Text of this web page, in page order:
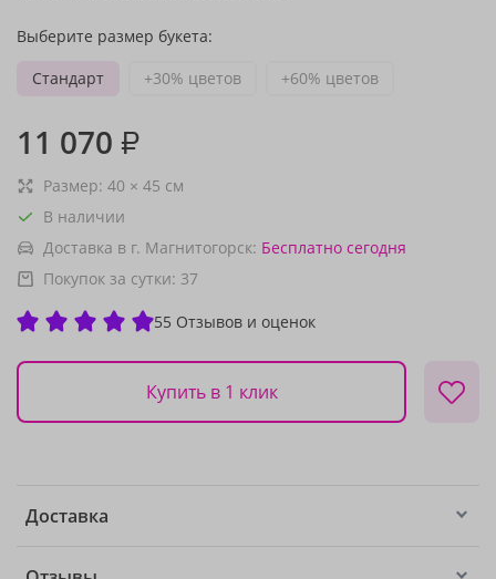
Выберите размер букета:
Стандарт
+30% цветов +60% цветов
11 070 ₽
Размер: 40 × 45 см
В наличии
Доставка в г. Магнитогорск: Бесплатно сегодня
Покупок за сутки: 37
55 Отзывов и оценок
Купить в 1 клик
Доставка